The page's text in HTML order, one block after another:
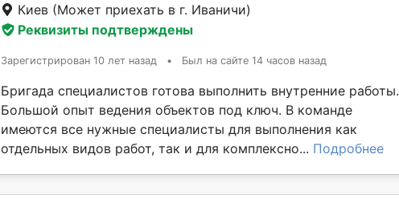
Киев (Может приехать в г. Иваничи)
Реквизиты подтверждены
Зарегистрирован 10 лет назад • Был на сайте 14 часов назад
Бригада специалистов готова выполнить внутренние работы.
Большой опыт ведения объектов под ключ. В команде
имеются все нужные специалисты для выполнения как
отдельных видов работ, так и для комплексно... Подробнее